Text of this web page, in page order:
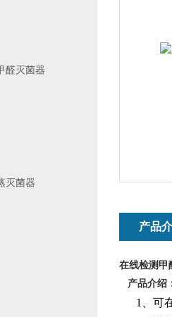
产品
在线检测甲
产品介绍
1、可在
醛灭菌器
灭菌器